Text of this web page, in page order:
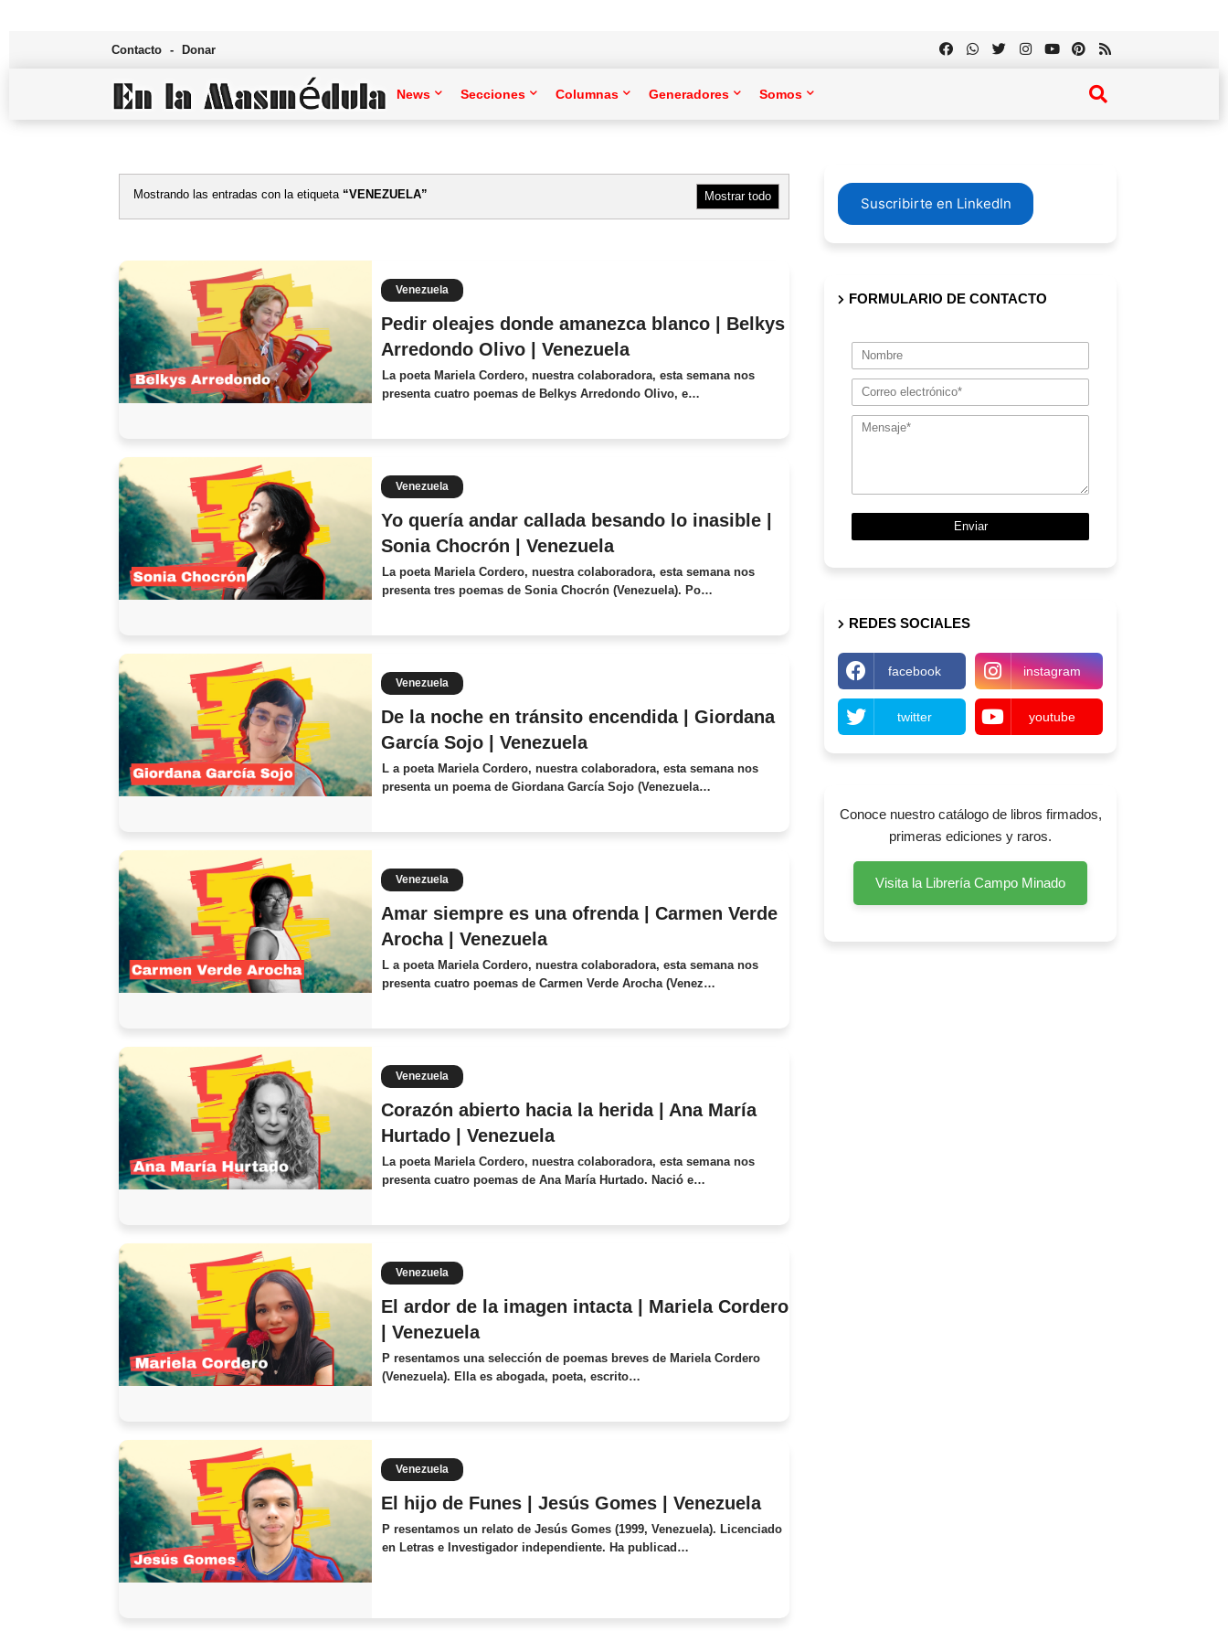
Contacto Donar
News Secciones Columnas Generadores Somos
Mostrando las entradas con la etiqueta VENEZUELA Mostrar todo
Venezuela
Pedir oleajes donde amanezca blanco | Belkys
Arredondo Olivo | Venezuela
La poeta Mariela Cordero, nuestra colaboradora, esta semana nos
presenta cuatro poemas de Belkys Arredondo Olivo, e…
Venezuela
Yo quería andar callada besando lo inasible |
Sonia Chocrón | Venezuela
La poeta Mariela Cordero, nuestra colaboradora, esta semana nos
presenta tres poemas de Sonia Chocrón (Venezuela). Po…
Venezuela
De la noche en tránsito encendida | Giordana
García Sojo | Venezuela
L a poeta Mariela Cordero, nuestra colaboradora, esta semana nos
presenta un poema de Giordana García Sojo (Venezuela…
Venezuela
Amar siempre es una ofrenda | Carmen Verde
Arocha | Venezuela
L a poeta Mariela Cordero, nuestra colaboradora, esta semana nos
presenta cuatro poemas de Carmen Verde Arocha (Venez…
Venezuela
Corazón abierto hacia la herida | Ana María
Hurtado | Venezuela
La poeta Mariela Cordero, nuestra colaboradora, esta semana nos
presenta cuatro poemas de Ana María Hurtado. Nació e…
Venezuela
El ardor de la imagen intacta | Mariela Cordero
| Venezuela
P resentamos una selección de poemas breves de Mariela Cordero
(Venezuela). Ella es abogada, poeta, escrito…
Venezuela
El hijo de Funes | Jesús Gomes | Venezuela
P resentamos un relato de Jesús Gomes (1999, Venezuela). Licenciado
en Letras e Investigador independiente. Ha publicad…
Suscribirte en LinkedIn
FORMULARIO DE CONTACTO
REDES SOCIALES
facebook instagram
twitter youtube
Conoce nuestro catálogo de libros firmados,
primeras ediciones y raros.
Visita la Librería Campo Minado